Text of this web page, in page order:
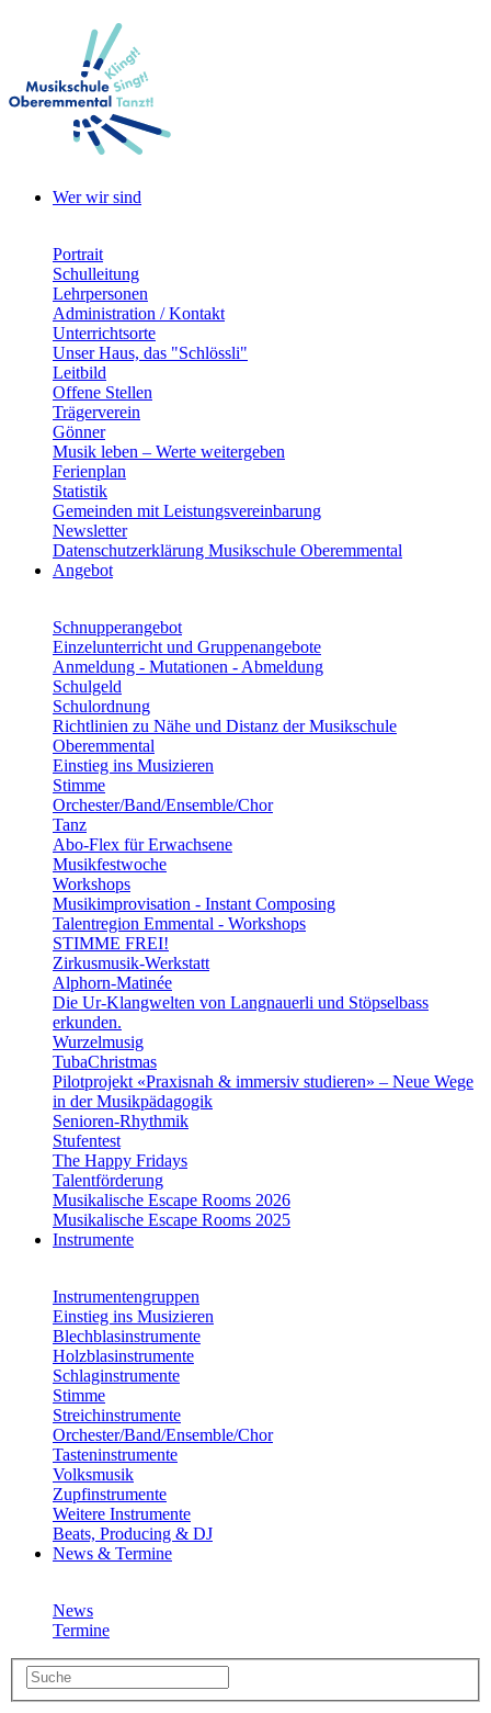
Wer wir sind
Portrait
Schulleitung
Lehrpersonen
Administration / Kontakt
Unterrichtsorte
Unser Haus, das "Schlössli"
Leitbild
Offene Stellen
Trägerverein
Gönner
Musik leben – Werte weitergeben
Ferienplan
Statistik
Gemeinden mit Leistungsvereinbarung
Newsletter
Datenschutzerklärung Musikschule Oberemmental
Angebot
Schnupperangebot
Einzelunterricht und Gruppenangebote
Anmeldung - Mutationen - Abmeldung
Schulgeld
Schulordnung
Richtlinien zu Nähe und Distanz der Musikschule
Oberemmental
Einstieg ins Musizieren
Stimme
Orchester/Band/Ensemble/Chor
Tanz
Abo-Flex für Erwachsene
Musikfestwoche
Workshops
Musikimprovisation - Instant Composing
Talentregion Emmental - Workshops
STIMME FREI!
Zirkusmusik-Werkstatt
Alphorn-Matinée
Die Ur-Klangwelten von Langnauerli und Stöpselbass
erkunden.
Wurzelmusig
TubaChristmas
Pilotprojekt «Praxisnah & immersiv studieren» – Neue Wege
in der Musikpädagogik
Senioren-Rhythmik
Stufentest
The Happy Fridays
Talentförderung
Musikalische Escape Rooms 2026
Musikalische Escape Rooms 2025
Instrumente
Instrumentengruppen
Einstieg ins Musizieren
Blechblasinstrumente
Holzblasinstrumente
Schlaginstrumente
Stimme
Streichinstrumente
Orchester/Band/Ensemble/Chor
Tasteninstrumente
Volksmusik
Zupfinstrumente
Weitere Instrumente
Beats, Producing & DJ
News & Termine
News
Termine